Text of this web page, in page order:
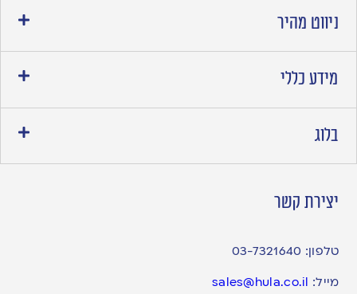
ניווט מהיר
מידע כללי
בלוג
יצירת קשר
טלפון: 03-7321640
מייל: sales@hula.co.il